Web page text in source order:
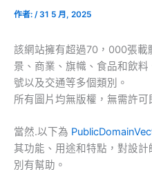
作者: /31 5 月, 2025
該網站擁有超過70，000張載
景、商業、旗幟、食品和飲
號以及交通等多個類別。
所有圖片均無版權，無需許
當然.以下為
其功能、用途和特點，對設
別有幫助。